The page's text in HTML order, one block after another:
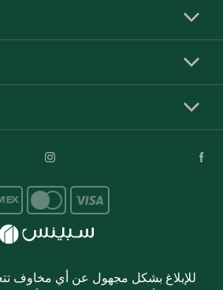
للإبلاغ بشكل مجهول عن أي مخاوف